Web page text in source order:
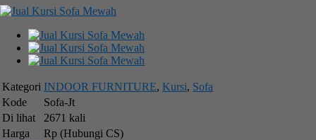
Kategori INDOOR FURNITURE, Kursi, Sofa
Kode
Sofa-Jt
Di lihat
2671 kali
Harga
Rp (Hubungi CS)